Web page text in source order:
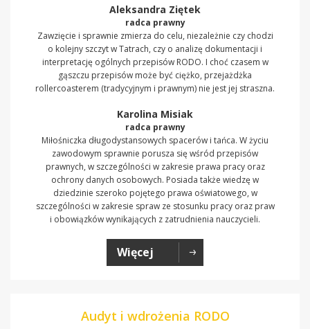
Aleksandra Ziętek
radca prawny
Zawzięcie i sprawnie zmierza do celu, niezależnie czy chodzi
o kolejny szczyt w Tatrach, czy o analizę dokumentacji i
interpretację ogólnych przepisów RODO. I choć czasem w
gąszczu przepisów może być ciężko, przejażdżka
rollercoasterem (tradycyjnym i prawnym) nie jest jej straszna.
Karolina Misiak
radca prawny
Miłośniczka długodystansowych spacerów i tańca. W życiu
zawodowym sprawnie porusza się wśród przepisów
prawnych, w szczególności w zakresie prawa pracy oraz
ochrony danych osobowych. Posiada także wiedzę w
dziedzinie szeroko pojętego prawa oświatowego, w
szczególności w zakresie spraw ze stosunku pracy oraz praw
i obowiązków wynikających z zatrudnienia nauczycieli.
Więcej
Audyt i wdrożenia RODO